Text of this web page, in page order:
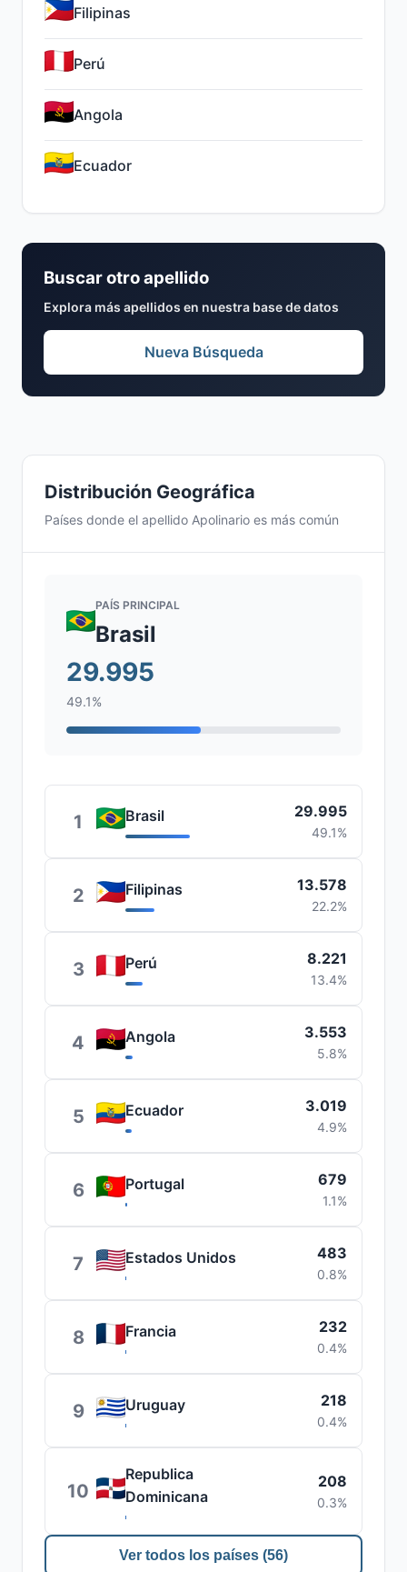
Distribución Geográfica
Países donde el apellido Apolinario es más común
PAÍS PRINCIPAL
Brasil
29.995
49.1%
1 Brasil 29.995
49.1%
2 Filipinas 13.578
22.2%
3 Perú 8.221
13.4%
4 Angola 3.553
5.8%
5 Ecuador 3.019
4.9%
6 Portugal 679
1.1%
7 Estados Unidos 483
0.8%
8 Francia 232
0.4%
9 Uruguay 218
0.4%
10
Republica
Dominicana
208
0.3%
Ver todos los países (56)
Filipinas
Perú
Angola
Ecuador
Buscar otro apellido
Explora más apellidos en nuestra base de datos
Nueva Búsqueda